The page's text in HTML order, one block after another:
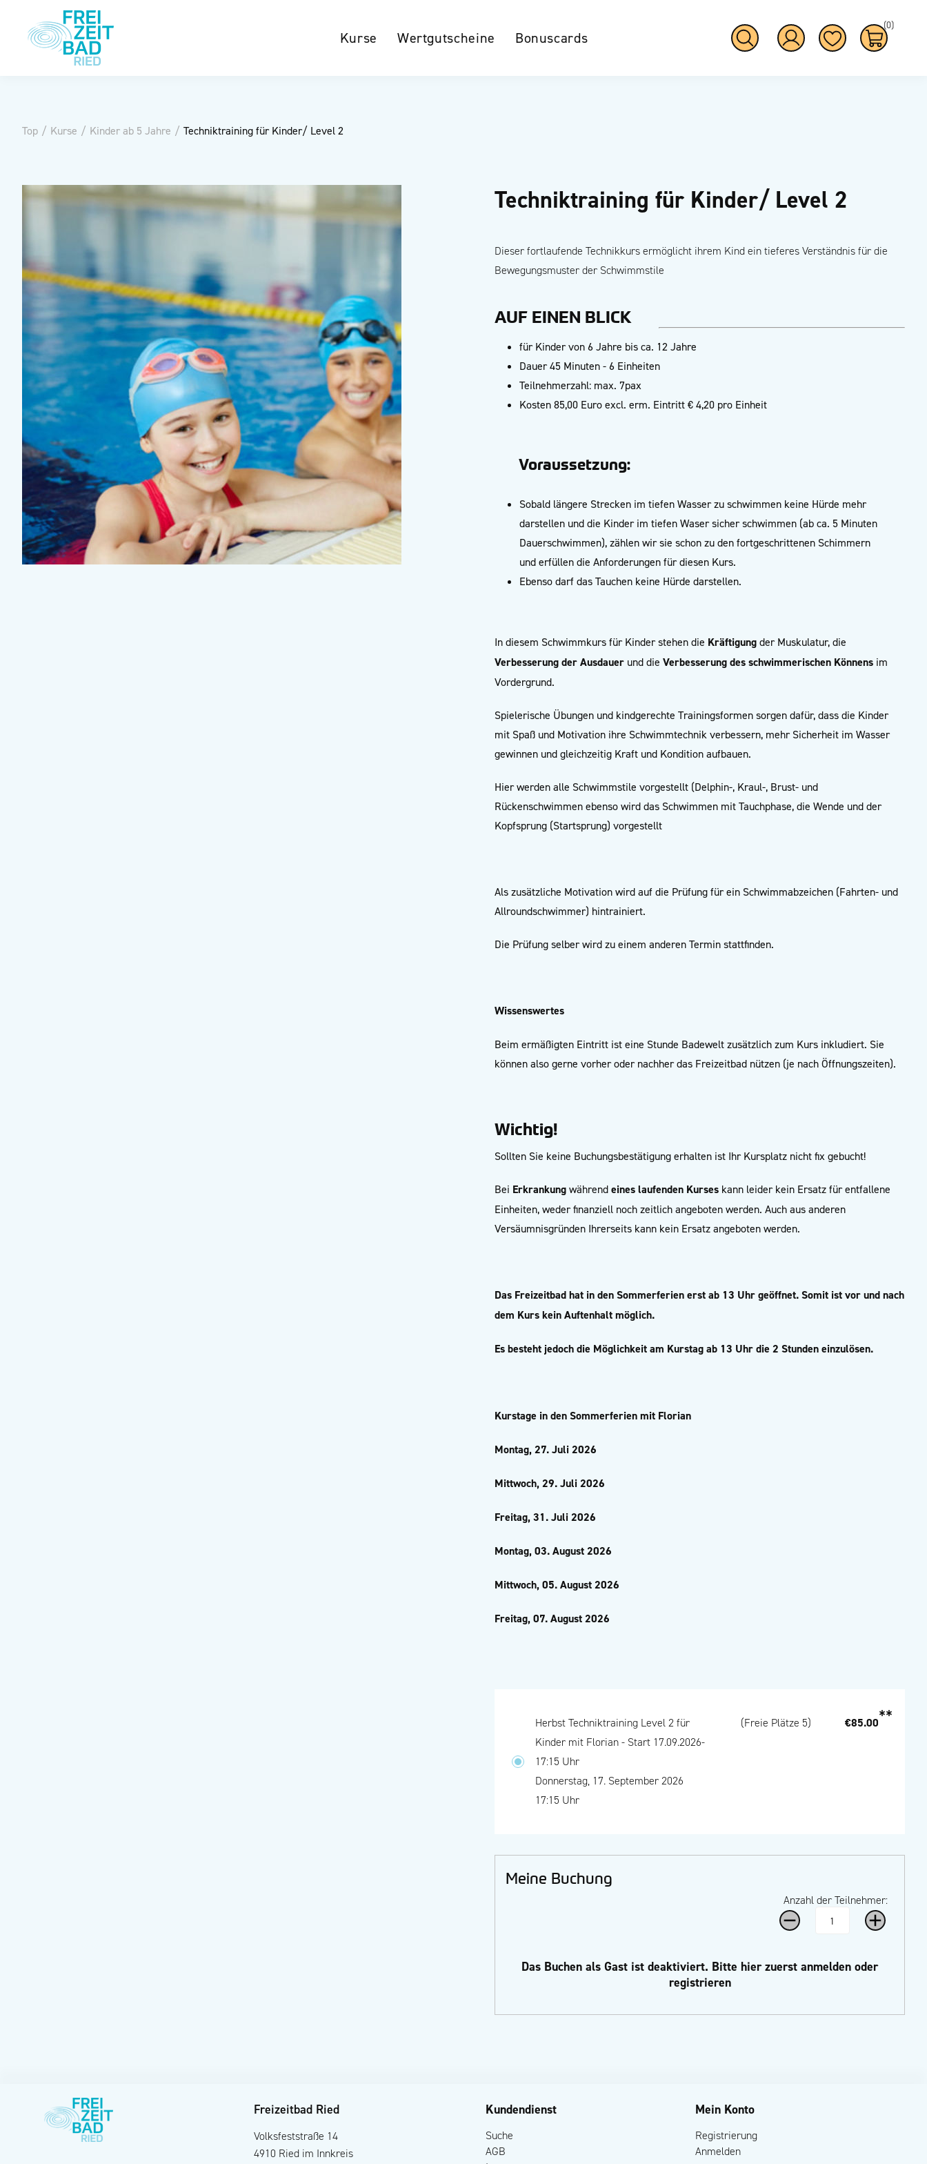
Kurse Wertgutscheine Bonuscards
(0)
Top / Kurse / Kinder ab 5 Jahre / Techniktraining für Kinder/ Level 2
Techniktraining für Kinder/ Level 2
Dieser fortlaufende Technikkurs ermöglicht ihrem Kind ein tieferes Verständnis für die
Bewegungsmuster der Schwimmstile
AUF EINEN BLICK
für Kinder von 6 Jahre bis ca. 12 Jahre
Dauer 45 Minuten - 6 Einheiten
Teilnehmerzahl: max. 7pax
Kosten 85,00 Euro excl. erm. Eintritt € 4,20 pro Einheit
Voraussetzung:
Sobald längere Strecken im tiefen Wasser zu schwimmen keine Hürde mehr
darstellen und die Kinder im tiefen Waser sicher schwimmen (ab ca. 5 Minuten
Dauerschwimmen), zählen wir sie schon zu den fortgeschrittenen Schimmern
und erfüllen die Anforderungen für diesen Kurs.
Ebenso darf das Tauchen keine Hürde darstellen.
In diesem Schwimmkurs für Kinder stehen die Kräftigung der Muskulatur, die
Verbesserung der Ausdauer und die Verbesserung des schwimmerischen Könnens im
Vordergrund.
Spielerische Übungen und kindgerechte Trainingsformen sorgen dafür, dass die Kinder
mit Spaß und Motivation ihre Schwimmtechnik verbessern, mehr Sicherheit im Wasser
gewinnen und gleichzeitig Kraft und Kondition aufbauen.
Hier werden alle Schwimmstile vorgestellt (Delphin-, Kraul-, Brust- und
Rückenschwimmen ebenso wird das Schwimmen mit Tauchphase, die Wende und der
Kopfsprung (Startsprung) vorgestellt
Als zusätzliche Motivation wird auf die Prüfung für ein Schwimmabzeichen (Fahrten- und
Allroundschwimmer) hintrainiert.
Die Prüfung selber wird zu einem anderen Termin stattfinden.
Wissenswertes
Beim ermäßigten Eintritt ist eine Stunde Badewelt zusätzlich zum Kurs inkludiert. Sie
können also gerne vorher oder nachher das Freizeitbad nützen (je nach Öffnungszeiten).
Wichtig!
Sollten Sie keine Buchungsbestätigung erhalten ist Ihr Kursplatz nicht fix gebucht!
Bei Erkrankung während eines laufenden Kurses kann leider kein Ersatz für entfallene
Einheiten, weder finanziell noch zeitlich angeboten werden. Auch aus anderen
Versäumnisgründen Ihrerseits kann kein Ersatz angeboten werden.
Das Freizeitbad hat in den Sommerferien erst ab 13 Uhr geöffnet. Somit ist vor und nach
dem Kurs kein Auftenhalt möglich.
Es besteht jedoch die Möglichkeit am Kurstag ab 13 Uhr die 2 Stunden einzulösen.
Kurstage in den Sommerferien mit Florian
Montag, 27. Juli 2026
Mittwoch, 29. Juli 2026
Freitag, 31. Juli 2026
Montag, 03. August 2026
Mittwoch, 05. August 2026
Freitag, 07. August 2026
Herbst Techniktraining Level 2 für
Kinder mit Florian - Start 17.09.2026-
17:15 Uhr
Donnerstag, 17. September 2026
17:15 Uhr
(Freie Plätze 5) €85.00**
Meine Buchung
Anzahl der Teilnehmer:
Das Buchen als Gast ist deaktiviert. Bitte hier zuerst anmelden oder
registrieren
Freizeitbad Ried
Volksfeststraße 14
4910 Ried im Innkreis
Kundendienst
Suche
AGB
Mein Konto
Registrierung
Anmelden